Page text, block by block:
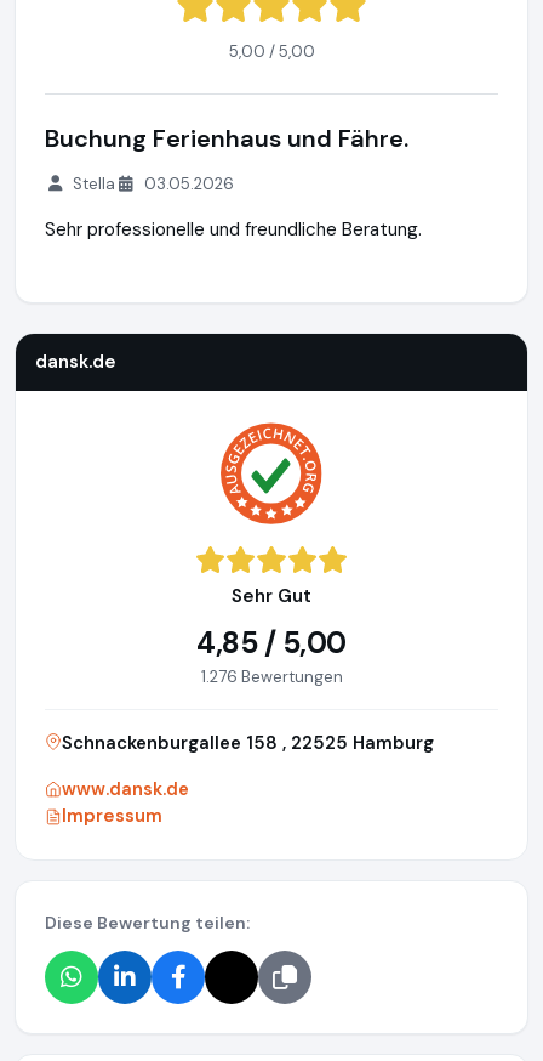
5,00 / 5,00
Buchung Ferienhaus und Fähre.
Stella 03.05.2026
Sehr professionelle und freundliche Beratung.
dansk.de
Sehr Gut
4,85 / 5,00
1.276 Bewertungen
Schnackenburgallee 158 , 22525 Hamburg
www.dansk.de
Impressum
Diese Bewertung teilen: